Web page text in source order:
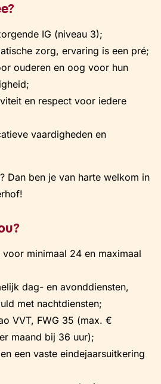
IG (niveau 3);
zorg, ervaring is een pré;
ouderen en oog voor hun
en respect voor iedere
vaardigheden en
Dan ben je van harte welkom in
minimaal 24 en maximaal
dag- en avonddiensten,
met nachtdiensten;
VVT, FWG 35 (max. €
maand bij 36 uur);
een vaste eindejaarsuitkering